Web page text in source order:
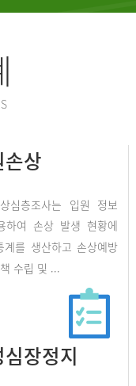
상
심층조사는 입원 정보
하여 손상 발생 현황에
계를 생산하고 손상예방
수립 및 ...
장정지